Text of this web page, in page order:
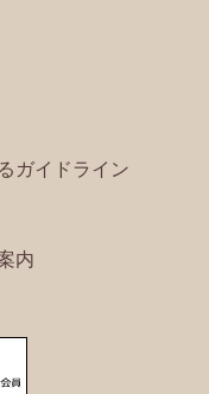
ガイドライン
内